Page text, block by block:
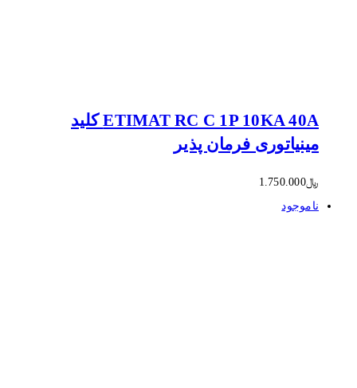
ETIMAT RC C 1P 10KA 40A کلید
مینیاتوری فرمان پذیر
﷼1.750.000
ناموجود